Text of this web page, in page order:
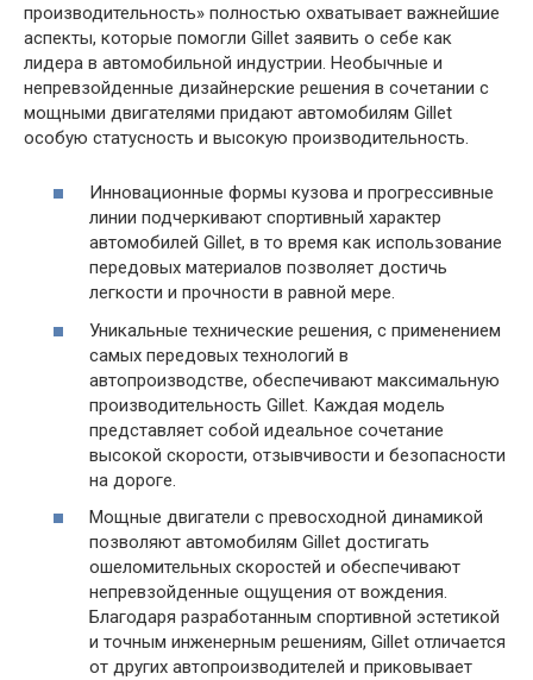
производительность» полностью охватывает важнейшие
аспекты, которые помогли Gillet заявить о себе как
лидера в автомобильной индустрии. Необычные и
непревзойденные дизайнерские решения в сочетании с
мощными двигателями придают автомобилям Gillet
особую статусность и высокую производительность.
Инновационные формы кузова и прогрессивные
линии подчеркивают спортивный характер
автомобилей Gillet, в то время как использование
передовых материалов позволяет достичь
легкости и прочности в равной мере.
Уникальные технические решения, с применением
самых передовых технологий в
автопроизводстве, обеспечивают максимальную
производительность Gillet. Каждая модель
представляет собой идеальное сочетание
высокой скорости, отзывчивости и безопасности
на дороге.
Мощные двигатели с превосходной динамикой
позволяют автомобилям Gillet достигать
ошеломительных скоростей и обеспечивают
непревзойденные ощущения от вождения.
Благодаря разработанным спортивной эстетикой
и точным инженерным решениям, Gillet отличается
от других автопроизводителей и приковывает